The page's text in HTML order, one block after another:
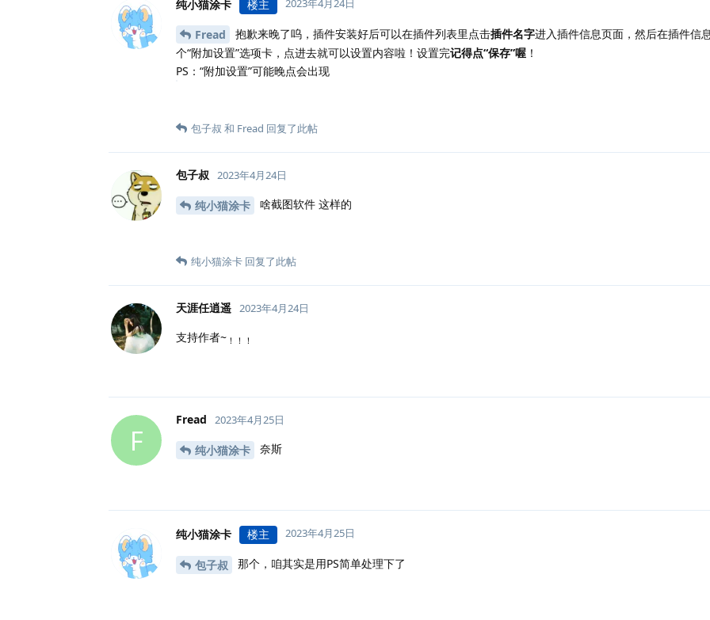
纯小猫涂卡 楼主
Fread 抱歉来晚了呜，插件安装好后可以在插件列表里点击插件名字进入插件信息页面，然后在插件信
个“附加设置”选项卡，点进去就可以设置内容啦！设置完记得点“保存”喔 ！
PS：“附加设置”可能晚点会出现
包子叔 和 Fread 回复了此帖
包子叔 2023年4月24日
纯小猫涂卡 啥截图软件 这样的
纯小猫涂卡 回复了此帖
天涯任逍遥 2023年4月24日
支持作者~ ！！！
F
Fread 2023年4月25日
纯小猫涂卡 奈斯
纯小猫涂卡 楼主 2023年4月25日
包子叔 那个，咱其实是用PS简单处理下了